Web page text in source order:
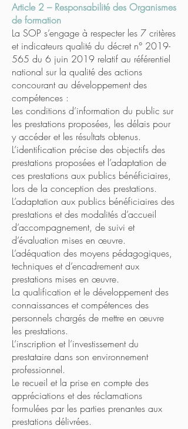
Article 2 – Responsabilité des Organismes
de formation
La SOP s’engage à respecter les 7 critères
et indicateurs qualité du décret n° 2019-
565 du 6 juin 2019 relatif au référentiel
national sur la qualité des actions
concourant au développement des
compétences :
Les conditions d’information du public sur
les prestations proposées, les délais pour
y accéder et les résultats obtenus.
L’identification précise des objectifs des
prestations proposées et l’adaptation de
ces prestations aux publics bénéficiaires,
lors de la conception des prestations.
L’adaptation aux publics bénéficiaires des
prestations et des modalités d’accueil
d’accompagnement, de suivi et
d’évaluation mises en œuvre.
L’adéquation des moyens pédagogiques,
techniques et d’encadrement aux
prestations mises en œuvre.
La qualification et le développement des
connaissances et compétences des
personnels chargés de mettre en œuvre
les prestations.
L’inscription et l’investissement du
prestataire dans son environnement
professionnel.
Le recueil et la prise en compte des
appréciations et des réclamations
formulées par les parties prenantes aux
prestations délivrées.